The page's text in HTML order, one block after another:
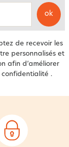
ok
de recevoir les
personnalisés et
afin d’améliorer
.